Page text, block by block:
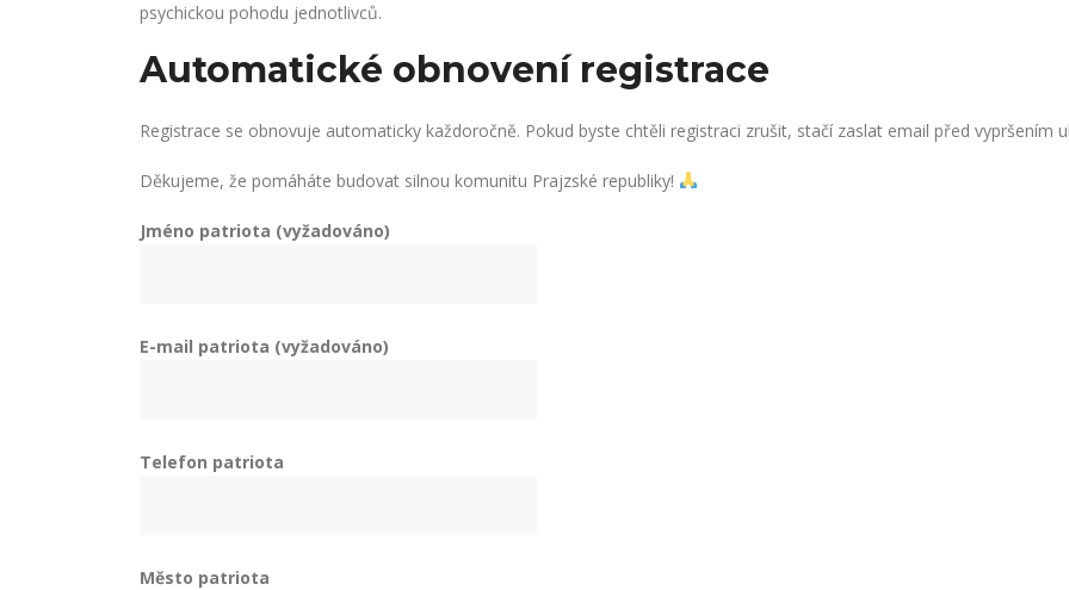
psychickou pohodu jednotlivců.
Automatické obnovení registrace
Registrace se obnovuje automaticky každoročně. Pokud byste chtěli registraci zrušit, stačí zaslat email před vypršením
Děkujeme, že pomáháte budovat silnou komunitu Prajzské republiky!
Jméno patriota (vyžadováno)
E-mail patriota (vyžadováno)
Telefon patriota
Město patriota